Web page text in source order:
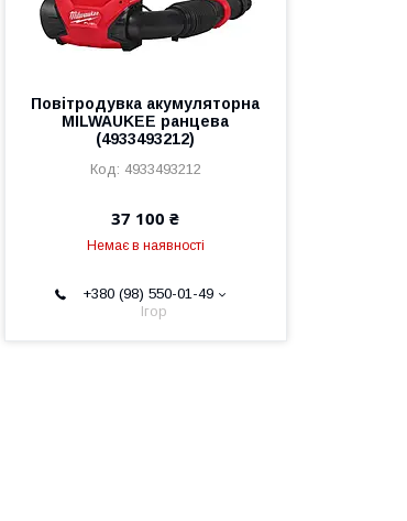
Повітродувка акумуляторна
MILWAUKEE ранцева
(4933493212)
4933493212
37 100 ₴
Немає в наявності
+380 (98) 550-01-49
Ігор